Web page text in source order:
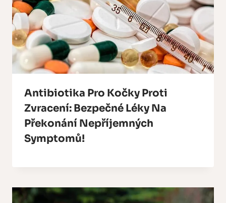
Antibiotika Pro Kočky Proti
Zvracení: Bezpečné Léky Na
Překonání Nepříjemných
Symptomů!